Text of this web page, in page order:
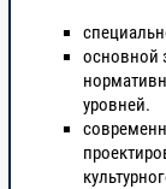
основной
уровней.